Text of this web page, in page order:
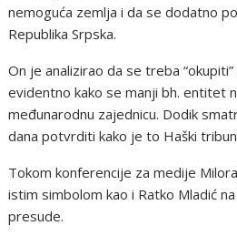
nemoguća zemlja i da se dodatno
Republika Srpska.
On je analizirao da se treba
evidentno kako se manji bh. entitet
međunarodnu zajednicu. Dodik
dana potvrditi kako je to Haški
Tokom konferencije za medije
istim simbolom kao i Ratko Mladić
presude.